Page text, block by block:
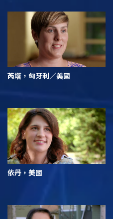
芮塔，匈牙利／美國
依丹，美國